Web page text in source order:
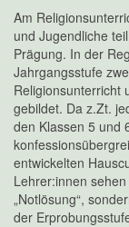
Am
und Jugendliche
Prägung. In der
Jahrgangsstufe
Religionsunterricht
gebildet. Da z.Zt.
den Klassen 5 und
entwickelten
Lehrer:innen
„Notlösung“,
der